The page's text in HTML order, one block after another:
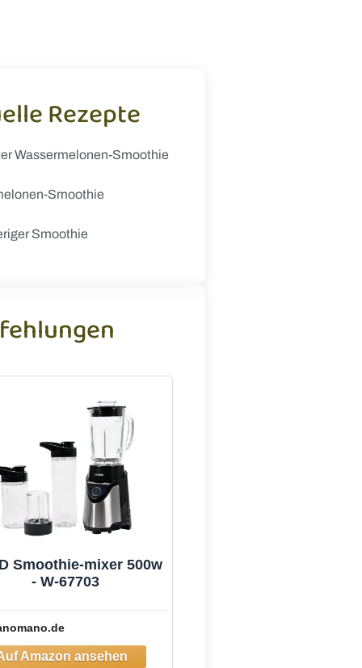
Rezepte
Wassermelonen-Smoothie
Smoothie
Smoothie
Smoothie-mixer 500w
- W-67703